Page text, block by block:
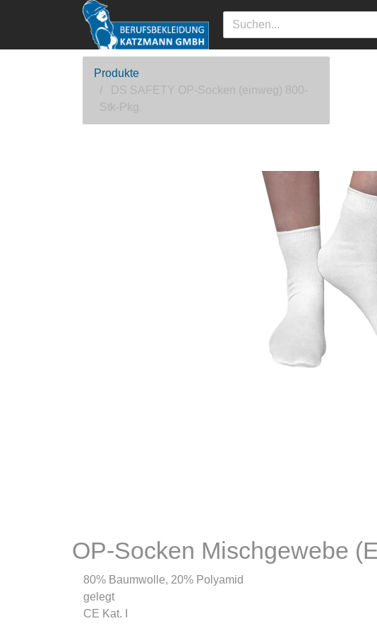
Produkte
DS SAFETY OP-Socken (einweg) 800-
Stk-Pkg.
OP-Socken Mischgewebe
80% Baumwolle, 20% Polyamid
gelegt
CE Kat. I